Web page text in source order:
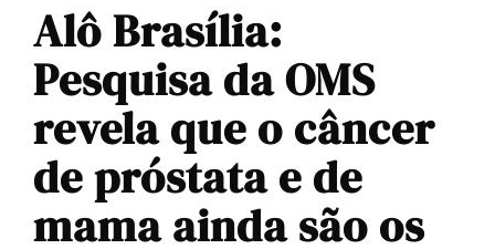
Alô Brasília:
Pesquisa da OMS
revela que o câncer
de próstata e de
mama ainda são os